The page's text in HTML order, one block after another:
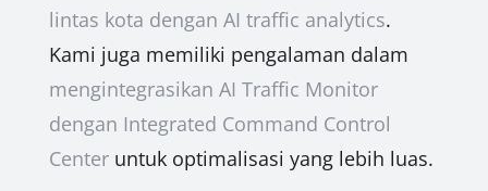
lintas kota dengan AI traffic analytics.
Kami juga memiliki pengalaman dalam
mengintegrasikan AI Traffic Monitor
dengan Integrated Command Control
Centeruntuk optimalisasi yang lebih luas.